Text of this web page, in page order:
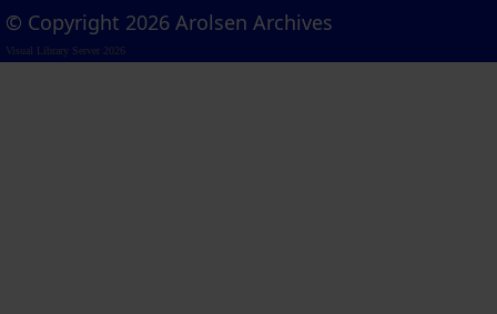
© Copyright 2026 Arolsen Archives
Visual Library Server 2026